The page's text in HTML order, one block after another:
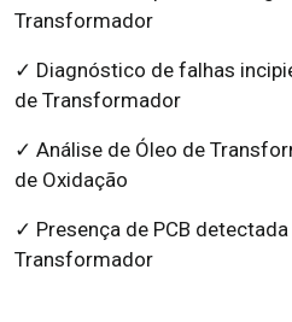
Transformador
✓ Diagnóstico de falhas
de Transformador
✓ Análise de Óleo de
de Oxidação
✓ Presença de PCB
Transformador